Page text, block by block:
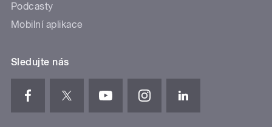
Podcasty
Mobilní aplikace
Sledujte nás